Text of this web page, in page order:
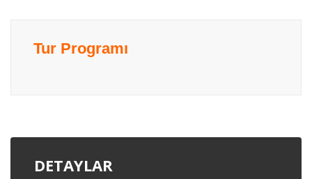
Tur Programı
DETAYLAR